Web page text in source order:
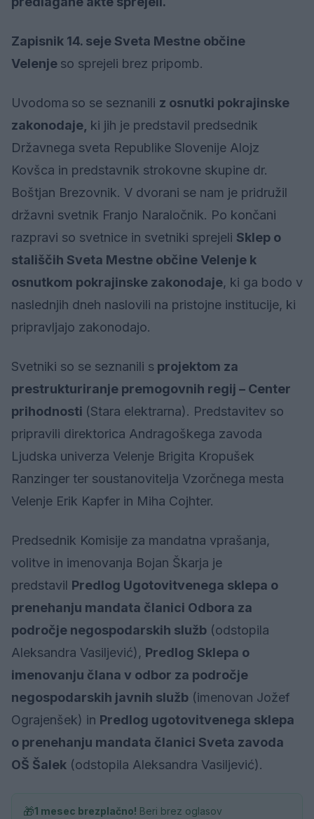
Zapisnik 14. seje Sveta Mestne občine
Velenje so sprejeli brez pripomb.
Uvodoma so se seznanili z osnutki pokrajinske
zakonodaje, ki jih je predstavil predsednik
Državnega sveta Republike Slovenije Alojz
Kovšca in predstavnik strokovne skupine dr.
Boštjan Brezovnik. V dvorani se nam je pridružil
državni svetnik Franjo Naraločnik. Po končani
razpravi so svetnice in svetniki sprejeli Sklep o
stališčih Sveta Mestne občine Velenje k
osnutkom pokrajinske zakonodaje, ki ga bodo v
naslednjih dneh naslovili na pristojne institucije, ki
pripravljajo zakonodajo.
Svetniki so se seznanili s projektom za
prestrukturiranje premogovnih regij – Center
prihodnosti (Stara elektrarna). Predstavitev so
pripravili direktorica Andragoškega zavoda
Ljudska univerza Velenje Brigita Kropušek
Ranzinger ter soustanovitelja Vzorčnega mesta
Velenje Erik Kapfer in Miha Cojhter.
Predsednik Komisije za mandatna vprašanja,
volitve in imenovanja Bojan Škarja je
predstavil Predlog Ugotovitvenega sklepa o
prenehanju mandata članici Odbora za
področje negospodarskih služb (odstopila
Aleksandra Vasiljević), Predlog Sklepa o
imenovanju člana v odbor za področje
negospodarskih javnih služb (imenovan Jožef
Ograjenšek) in Predlog ugotovitvenega sklepa
o prenehanju mandata članici Sveta zavoda
OŠ Šalek (odstopila Aleksandra Vasiljević).
🎁1 mesec brezplačno! Beri brez oglasov